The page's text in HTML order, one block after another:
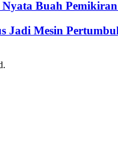
Buah
Jadi Mesin